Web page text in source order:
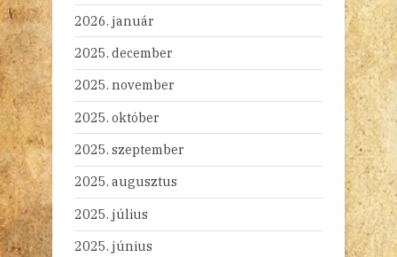
2026. január
2025. december
2025. november
2025. október
2025. szeptember
2025. augusztus
2025. július
2025. június